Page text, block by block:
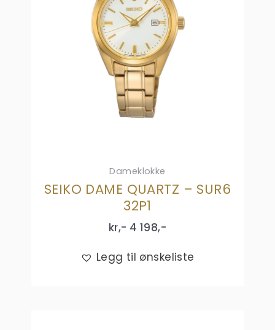
Dameklokke
SEIKO DAME QUARTZ – SUR6
32P1
kr,- 4 198,-
Legg til ønskeliste